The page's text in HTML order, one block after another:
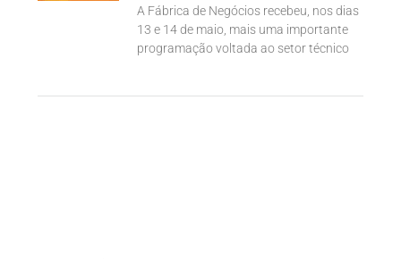
A Fábrica de Negócios recebeu, nos dias
13 e 14 de maio, mais uma importante
programação voltada ao setor técnico